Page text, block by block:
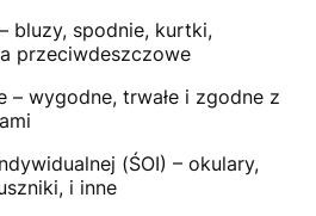
bluzy, spodnie, kurtki,
przeciwdeszczowe
– wygodne, trwałe i zgodne z
(ŚOI) – okulary,
i inne